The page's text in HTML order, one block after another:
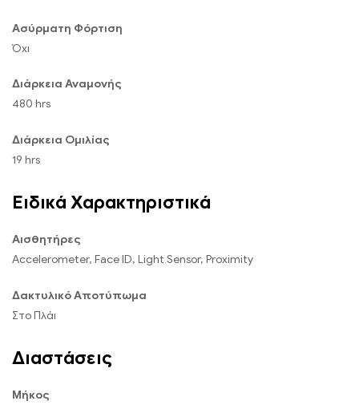
Ασύρματη Φόρτιση
Όχι
Διάρκεια Αναμονής
480 hrs
Διάρκεια Ομιλίας
19 hrs
Ειδικά Χαρακτηριστικά
Αισθητήρες
Accelerometer, Face ID, Light Sensor, Proximity
Δακτυλικό Αποτύπωμα
Στο Πλάι
Διαστάσεις
Μήκος